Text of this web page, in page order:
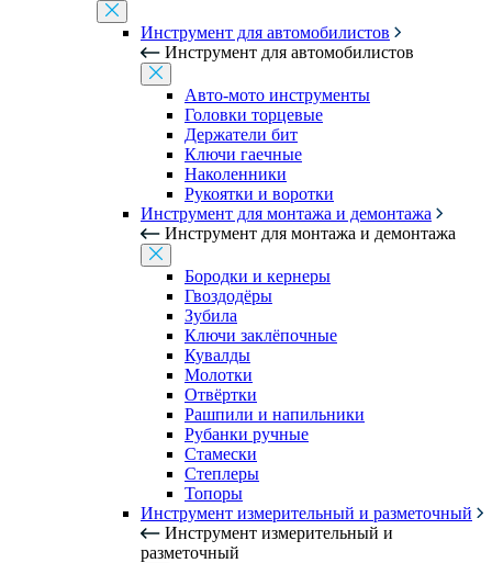
Инструмент для автомобилистов
Инструмент для автомобилистов
Авто-мото инструменты
Головки торцевые
Держатели бит
Ключи гаечные
Наколенники
Рукоятки и воротки
Инструмент для монтажа и демонтажа
Инструмент для монтажа и демонтажа
Бородки и кернеры
Гвоздодёры
Зубила
Ключи заклёпочные
Кувалды
Молотки
Отвёртки
Рашпили и напильники
Рубанки ручные
Стамески
Степлеры
Топоры
Инструмент измерительный и разметочный
Инструмент измерительный и
разметочный